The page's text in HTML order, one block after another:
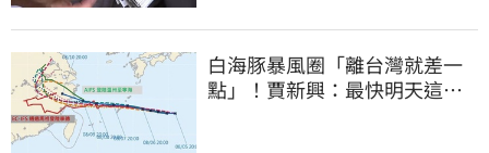
白海豚暴風圈「離台灣就差一
點」！賈新興：最快明天這時